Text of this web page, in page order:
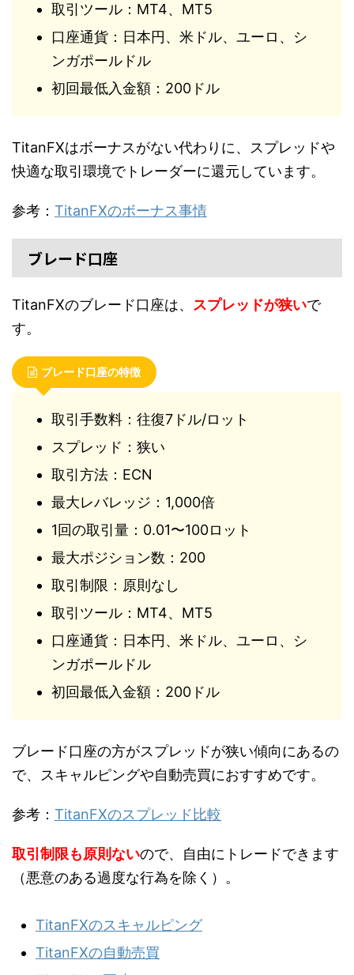
取引ツール：MT4、MT5
口座通貨：日本円、米ドル、ユーロ、シ
ンガポールドル
初回最低入金額：200ドル
TitanFXはボーナスがない代わりに、スプレッドや
快適な取引環境でトレーダーに還元しています。
参考： TitanFXのボーナス事情
ブレード口座
TitanFXのブレード口座は、 スプレッドが狭いで
す。
ブレード口座の特徴
取引手数料：往復7ドル/ロット
スプレッド：狭い
取引方法：ECN
最大レバレッジ：1,000倍
1回の取引量：0.01〜100ロット
最大ポジション数：200
取引制限：原則なし
取引ツール：MT4、MT5
口座通貨：日本円、米ドル、ユーロ、シ
ンガポールドル
初回最低入金額：200ドル
ブレード口座の方がスプレッドが狭い傾向にあるの
で、スキャルピングや自動売買におすすめです。
参考： TitanFXのスプレッド比較
取引制限も原則ないので、自由にトレードできます
（悪意のある過度な行為を除く）。
TitanFXのスキャルピング
TitanFXの自動売買